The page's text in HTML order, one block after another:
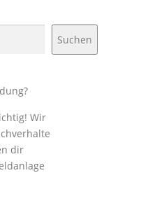
Suchen
Wir
dir